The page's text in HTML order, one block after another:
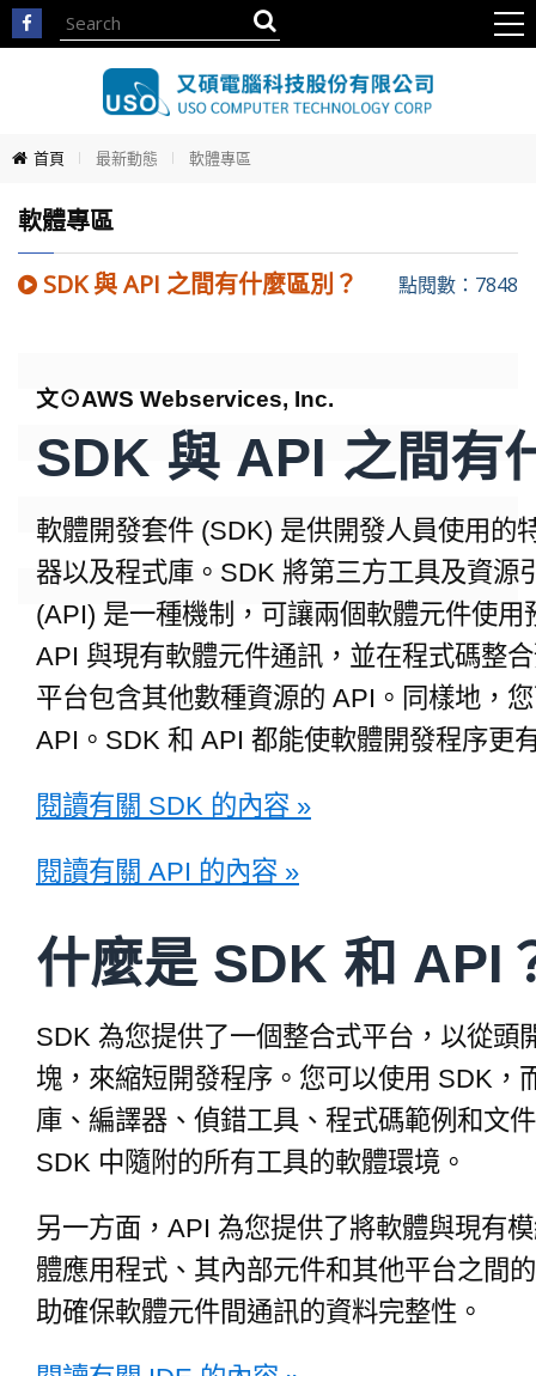
首頁 最新動態 軟體專區
軟體專區
SDK 與 API 之間有什麼區別？
點閱數：7848
文⊙AWS Webservices, Inc.
SDK 與 API 之間有
軟體開發套件 (SDK) 是供開發人員使用的
器以及程式庫。SDK 將第三方工具及資源
(API) 是一種機制，可讓兩個軟體元件使
API 與現有軟體元件通訊，並在程式碼整
平台包含其他數種資源的 API。同樣地，
API。SDK 和 API 都能使軟體開發程序更
閱讀有關 SDK 的內容 »
閱讀有關 API 的內容 »
什麼是 SDK 和 API
SDK 為您提供了一個整合式平台，以從
塊，來縮短開發程序。您可以使用 SDK
庫、編譯器、偵錯工具、程式碼範例和文
SDK 中隨附的所有工具的軟體環境。
另一方面，API 為您提供了將軟體與現有
體應用程式、其內部元件和其他平台之間
助確保軟體元件間通訊的資料完整性。